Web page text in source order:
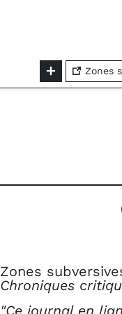
Zones
Zones
Chroniques